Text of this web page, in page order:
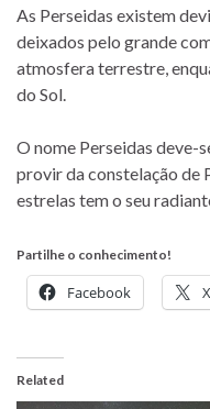
As Perseidas existem
deixados pelo grande
atmosfera terrestre,
do Sol.
O nome Perseidas deve-
provir da constelação de
estrelas tem o seu
Partilhe o conhecimento!
Facebook X
Related